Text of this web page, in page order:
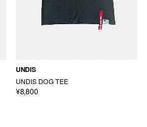
UNDIS
UNDIS DOG TEE
¥8,800